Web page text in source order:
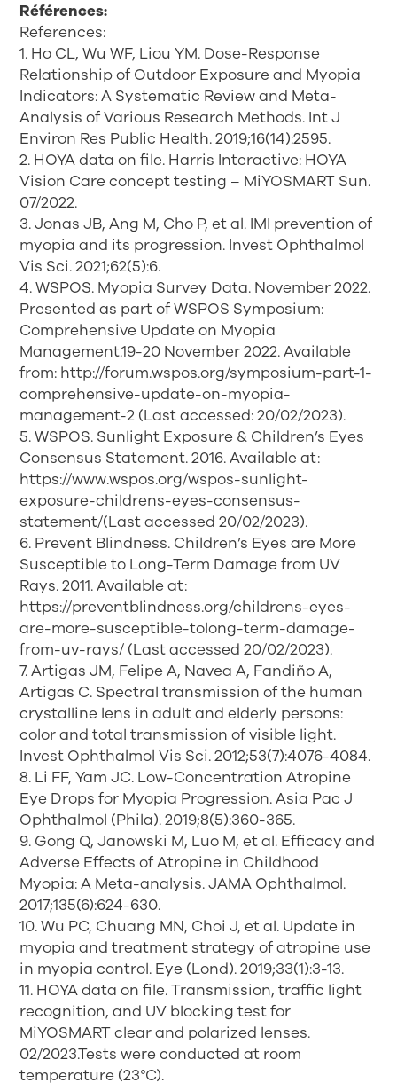
Références:
References:
1. Ho CL, Wu WF, Liou YM. Dose-Response
Relationship of Outdoor Exposure and Myopia
Indicators: A Systematic Review and Meta-
Analysis of Various Research Methods. Int J
Environ Res Public Health. 2019;16(14):2595.
2. HOYA data on file. Harris Interactive: HOYA
Vision Care concept testing – MiYOSMART Sun.
07/2022.
3. Jonas JB, Ang M, Cho P, et al. IMI prevention of
myopia and its progression. Invest Ophthalmol
Vis Sci. 2021;62(5):6.
4. WSPOS. Myopia Survey Data. November 2022.
Presented as part of WSPOS Symposium:
Comprehensive Update on Myopia
Management.19-20 November 2022. Available
from: http://forum.wspos.org/symposium-part-1-
comprehensive-update-on-myopia-
management-2 (Last accessed: 20/02/2023).
5. WSPOS. Sunlight Exposure & Children’s Eyes
Consensus Statement. 2016. Available at:
https://www.wspos.org/wspos-sunlight-
exposure-childrens-eyes-consensus-
statement/(Last accessed 20/02/2023).
6. Prevent Blindness. Children’s Eyes are More
Susceptible to Long-Term Damage from UV
Rays. 2011. Available at:
https://preventblindness.org/childrens-eyes-
are-more-susceptible-tolong-term-damage-
from-uv-rays/ (Last accessed 20/02/2023).
7. Artigas JM, Felipe A, Navea A, Fandiño A,
Artigas C. Spectral transmission of the human
crystalline lens in adult and elderly persons:
color and total transmission of visible light.
Invest Ophthalmol Vis Sci. 2012;53(7):4076-4084.
8. Li FF, Yam JC. Low-Concentration Atropine
Eye Drops for Myopia Progression. Asia Pac J
Ophthalmol (Phila). 2019;8(5):360-365.
9. Gong Q, Janowski M, Luo M, et al. Efficacy and
Adverse Effects of Atropine in Childhood
Myopia: A Meta-analysis. JAMA Ophthalmol.
2017;135(6):624-630.
10. Wu PC, Chuang MN, Choi J, et al. Update in
myopia and treatment strategy of atropine use
in myopia control. Eye (Lond). 2019;33(1):3-13.
11. HOYA data on file. Transmission, traffic light
recognition, and UV blocking test for
MiYOSMART clear and polarized lenses.
02/2023.Tests were conducted at room
temperature (23°C).